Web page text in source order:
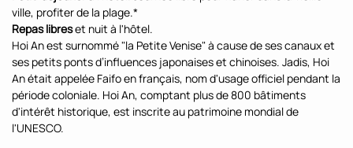
ville, profiter de la plage.*
Repas libreset nuit à l'hôtel.
Hoi An est surnommé "la Petite Venise" à cause de ses canaux et
ses petits ponts d’influences japonaises et chinoises. Jadis, Hoi
An était appelée Faifo en français, nom d'usage officiel pendant la
période coloniale. Hoi An, comptant plus de 800 bâtiments
d'intérêt historique, est inscrite au patrimoine mondial de
l'UNESCO.